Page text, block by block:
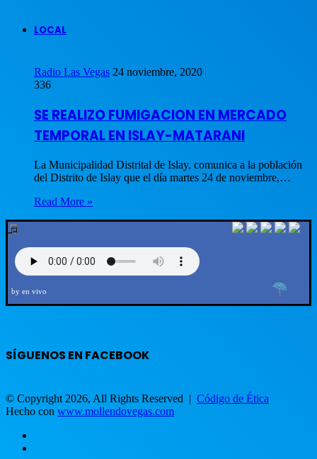
LOCAL
Radio Las Vegas 24 noviembre, 2020
336
SE REALIZO FUMIGACION EN MERCADO
TEMPORAL EN ISLAY-MATARANI
La Municipalidad Distrital de Islay, comunica a la población
del Distrito de Islay que el día martes 24 de noviembre,…
Read More »
by en vivo
SÍGUENOS EN FACEBOOK
© Copyright 2026, All Rights Reserved | Código de Ética
Hecho con www.mollendovegas.com